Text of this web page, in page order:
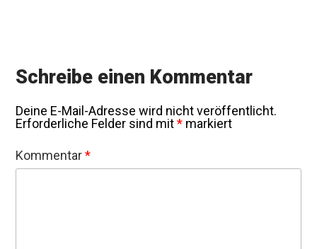
Schreibe einen Kommentar
Deine E-Mail-Adresse wird nicht veröffentlicht.
Erforderliche Felder sind mit* markiert
Kommentar*